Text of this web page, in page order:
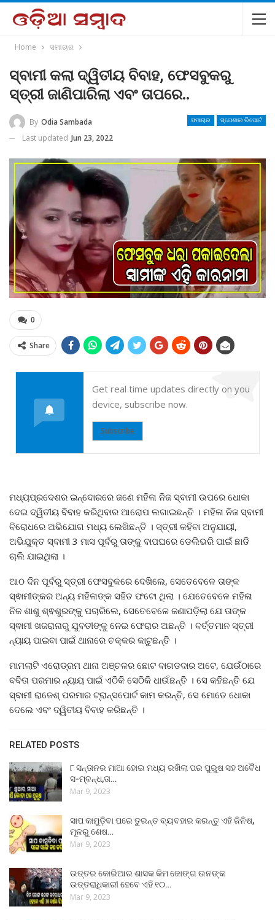
Home ସମାଚାର
ସ୍ବାମୀ କଲା ଦ୍ୱିତୀୟ ବିବାହ, ଫେସବୁକରୁ
ସ୍ତ୍ରୀ ଜାଣିପାରିଲା ଏବଂ ତାପରେ..
ସମାଚାର ସ୍ପେଶାଲ ରିପୋର୍ଟ
By Odia Sambada
Last updated Jun 23, 2022
0
Share
Get real time updates directly on you
device, subscribe now.
Subscribe
ମଧ୍ୟପ୍ରଦେଶର ଇନ୍ଦୋରରେ ଜଣେ ମହିଳା ନିଜ ସ୍ବାମୀ ଉପରେ ଧୋକା
ଦେଇ ଦ୍ୱିତୀୟ ବିବାହ କରିଥିବାର ଆରୋପ ଲଗାଇଛନ୍ତି । ମହିଳା ନିଜ ସ୍ବାମୀ
ବିରୋଧରେ ଅଭିଯୋଗ ମଧ୍ୟ ଲେଖିଛନ୍ତି । ସ୍ତ୍ରୀ କହିବା ଅନୁଯାୟୀ,
ଅଭିଯୁକ୍ତ ସ୍ବାମୀ 3 ମାସ ପୂର୍ବରୁ ତାଙ୍କୁ ବାପଘରେ ଡେଲିଭରି ପାଇଁ ଛାଡି
ଚାଲି ଯାଇଥିଲା ।
ଆଠ ଦିନ ପୂର୍ବରୁ ସ୍ତ୍ରୀ ଫେସବୁକରେ ଦେଖିଲେ, ସେତେବେଳେ ତାଙ୍କ
ସ୍ଵାମୀଙ୍କର ଅନ୍ୟ ମହିଳାଙ୍କ ସହିତ ଫଟୋ ଥିଲା । ଯେତେବେଳେ ମହିଳା
ନିଜ ଶାଶୁ ଶ୍ଵଶୁରଙ୍କୁ ପଚାରିଲେ, ସେତେବେଳେ ଜଣାପଡ଼ିଲା ଯେ ତାଙ୍କ
ସ୍ଵାମୀ ଖଜରାନାରୁ ଯୁବତୀଙ୍କୁ ନେଇ ଫେରାର ଅଛନ୍ତି । ବର୍ତ୍ତମାନ ସ୍ତ୍ରୀ
ନ୍ୟାୟ ପାଇବା ପାଇଁ ଥାନାରେ ଚକ୍କର କାଟୁଛନ୍ତି ।
ମାମଲାଟି ଏରୋଡ୍ରମ ଥାନା ଅଞ୍ଚଳର ଛୋଟ ବାଗଡଦାର ଅଟେ, ଯେଉଁଠାରେ
ବବିତା ପରମାର ନ୍ୟାୟ ପାଇଁ ଏଠିକି ସେଠିକି ଧାଉଁଛନ୍ତି । ସେ କହିଛନ୍ତି ଯେ
ସ୍ବାମୀ ରାଜେଶ୍ ପରମାର ଟ୍ରାନ୍ସପୋର୍ଟ କାମ କରନ୍ତି, ସେ ମୋତେ ଧୋକା
ଦେଲେ ଏବଂ ଦ୍ୱିତୀୟ ବିବାହ କରିଛନ୍ତି ।
RELATED POSTS
୮ ସନ୍ତାନର ମାଆ ହୋଇ ମଧ୍ୟ ରଖିଲା ପର ପୁରୁଷ ସହ ଅବୈଧ
ସ-ମ୍ବନ୍ଧ,ତା…
Mar 9, 2023
ସାପ କାମୁଡ଼ିବା ପରେ ତୁରନ୍ତ ବ୍ୟବହାର କରନ୍ତୁ ଏହି ଜିନିଷ,
ମୂଳରୁ ଶେଷ…
Mar 9, 2023
ଉତ୍ତର କୋରିଆର ଶାସକ କିମ ଜୋଙ୍ଗ ଉନଙ୍କ
ଉତ୍ତରାଧିକାରୀ ହେବେ ଏହି ୧୦…
Mar 9, 2023